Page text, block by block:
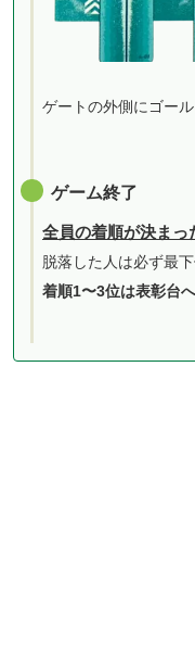
ゲートの外側にゴー
ゲーム終了
全員の着順が決まっ
脱落した人は必ず最下
着順1〜3位は表彰台へ